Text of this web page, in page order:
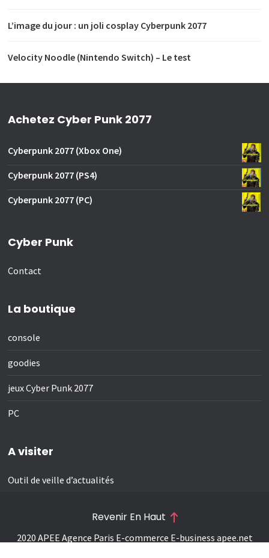
L’image du jour : un joli cosplay Cyberpunk 2077
Velocity Noodle (Nintendo Switch) – Le test
Achetez Cyber Punk 2077
Cyberpunk 2077 (Xbox One)
Cyberpunk 2077 (PS4)
Cyberpunk 2077 (PC)
Cyber Punk
Contact
La boutique
console
goodies
jeux Cyber Punk 2077
PC
A visiter
Outil de veille d’actualités
2020 APEE Agence Paris E-commerce E-business apee.net
Revenir En Haut